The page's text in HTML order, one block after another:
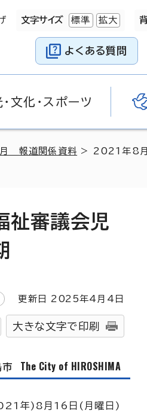
文字サイズ 標準 拡大
よくある質問
文化・スポーツ
報道関係資料 > 2021年8月
審議会児
更新日 2025年4月4日
大きな文字で印刷
市 The City of HIROSHIMA
年)8月16日(月曜日)